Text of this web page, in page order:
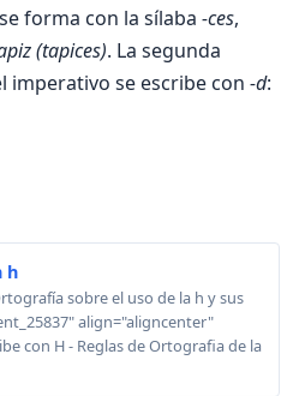
forma con la sílaba -ces,
(tapices). La segunda
imperativo se escribe con -d:
h
sobre el uso de la h y sus
align="aligncenter"
con H - Reglas de Ortografia de la